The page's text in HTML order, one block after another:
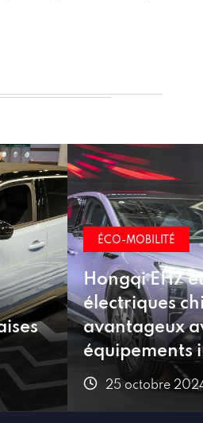
prix
ÉCO-MOBILITÉ
Nouvelle
d’usine
véhicules
France
25 octobre